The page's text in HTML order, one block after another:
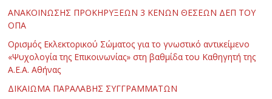
ΑΝΑΚΟΙΝΩΣΗΣ ΠΡΟΚΗΡΥΞΕΩΝ 3 ΚΕΝΩΝ ΘΕΣΕΩΝ ΔΕΠ ΤΟΥ
ΟΠΑ
Ορισμός Εκλεκτορικού Σώματος για το γνωστικό αντικείμενο
«Ψυχολογία της Επικοινωνίας» στη βαθμίδα του Καθηγητή της
Α.Ε.Α. Αθήνας
ΔΙΚΑΙΩΜΑ ΠΑΡΑΛΑΒΗΣ ΣΥΓΓΡΑΜΜΑΤΩΝ